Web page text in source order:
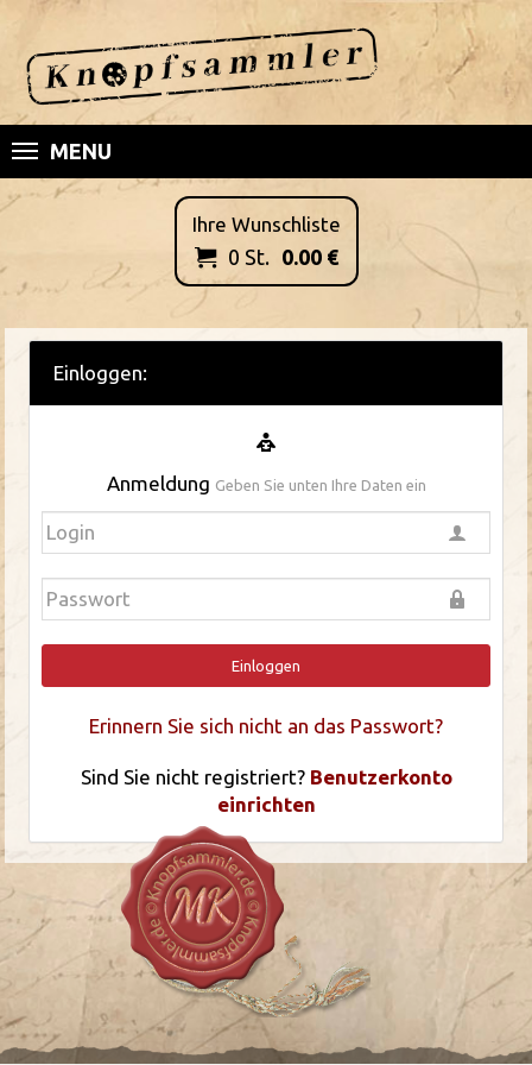
MENU
Ihre Wunschliste
 0 St. 0.00€
Einloggen:
Anmeldung Geben Sie unten Ihre Daten ein
Einloggen
Erinnern Sie sich nicht an das Passwort?
Sind Sie nicht registriert? Benutzerkonto
einrichten